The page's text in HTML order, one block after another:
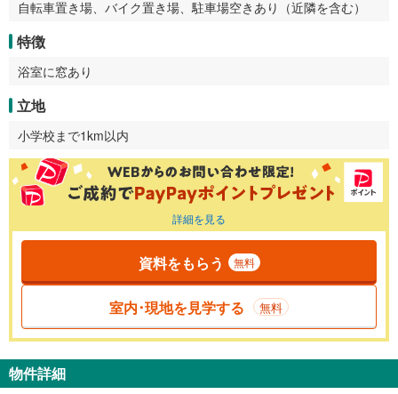
自転車置き場、バイク置き場、駐車場空きあり（近隣を含む）
特徴
浴室に窓あり
立地
小学校まで1km以内
詳細を見る
資料をもらう 無料
室内･現地を見学する 無料
物件詳細